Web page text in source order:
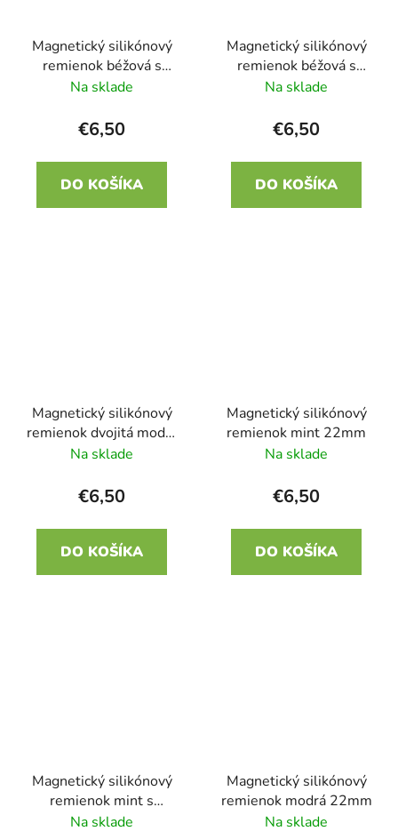
Magnetický silikónový
remienok béžová s
oranžovou 22mm
Na sklade
€6,50
DO KOŠÍKA
Magnetický silikónový
remienok béžová s
ružovou 22mm
Na sklade
€6,50
DO KOŠÍKA
Magnetický silikónový
remienok dvojitá modrá
22mm
Na sklade
€6,50
DO KOŠÍKA
Magnetický silikónový
remienok mint 22mm
Na sklade
€6,50
DO KOŠÍKA
Magnetický silikónový
remienok mint s
béžovou 22mm
Na sklade
Magnetický silikónový
remienok modrá 22mm
Na sklade